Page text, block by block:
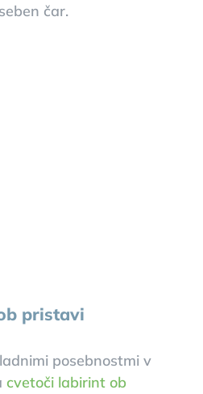
čar.
pristavi
posebnostmi v
cvetoči labirint ob